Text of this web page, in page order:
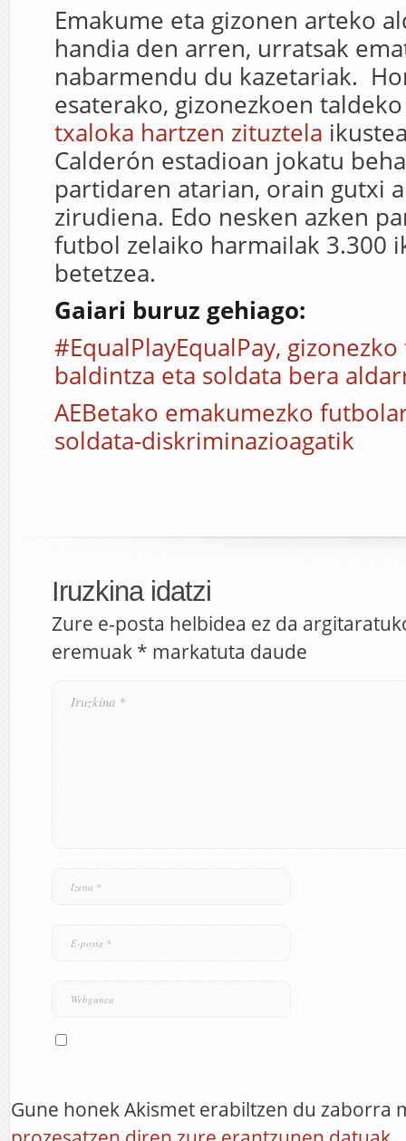
Emakume eta gizonen arteko
handia den arren, urratsak
nabarmendu du kazetariak.
esaterako, gizonezkoen
txaloka hartzen zituztela
Calderón estadioan jokatu
partidaren atarian, orain gutxi
zirudiena. Edo nesken azken
futbol zelaiko harmailak 3.300
betetzea.
Gaiari buruz gehiago:
#EqualPlayEqualPay,
baldintza eta soldata bera
AEBetako emakumezko
soldata-diskriminazioagatik
Iruzkina idatzi
Zure e-posta helbidea ez da
eremuak * markatuta daude
Gune honek Akismet erabiltzen du zaborra